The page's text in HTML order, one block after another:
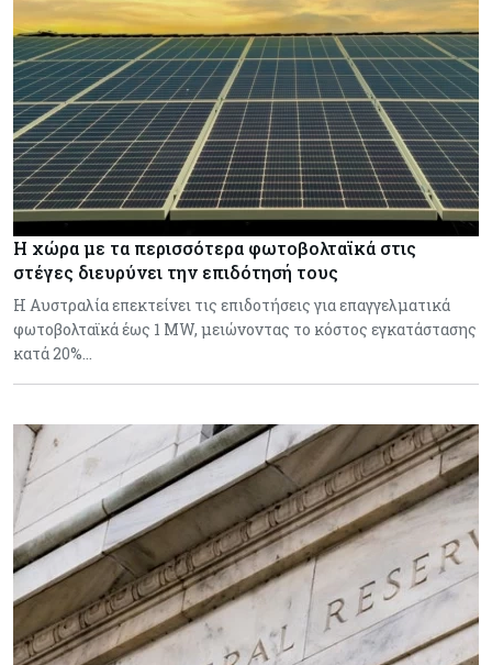
Η χώρα με τα περισσότερα φωτοβολταϊκά στις
στέγες διευρύνει την επιδότησή τους
Η Αυστραλία επεκτείνει τις επιδοτήσεις για επαγγελματικά
φωτοβολταϊκά έως 1 MW, μειώνοντας το κόστος εγκατάστασης
κατά 20%…